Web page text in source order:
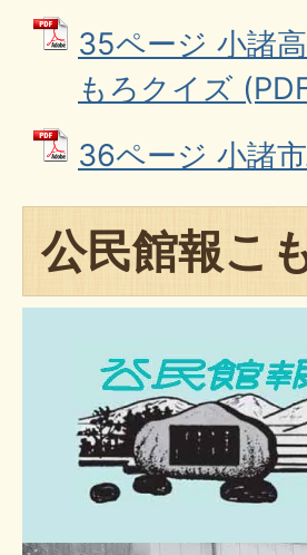
35ページ 小諸
もろクイズ
36ページ 小諸
公民館報こ